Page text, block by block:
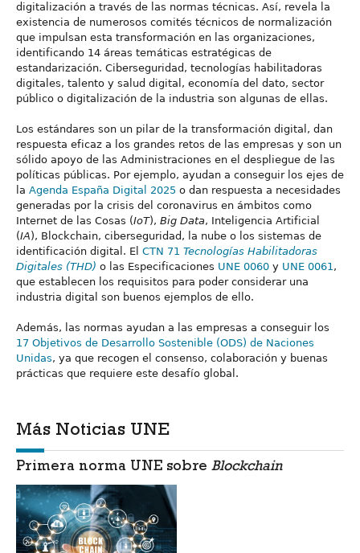
digitalización a través de las normas técnicas. Así, revela la
existencia de numerosos comités técnicos de normalización
que impulsan esta transformación en las organizaciones,
identificando 14 áreas temáticas estratégicas de
estandarización. Ciberseguridad, tecnologías habilitadoras
digitales, talento y salud digital, economía del dato, sector
público o digitalización de la industria son algunas de ellas.
Los estándares son un pilar de la transformación digital, dan
respuesta eficaz a los grandes retos de las empresas y son un
sólido apoyo de las Administraciones en el despliegue de las
políticas públicas. Por ejemplo, ayudan a conseguir los ejes de
la Agenda España Digital 2025 o dan respuesta a necesidades
generadas por la crisis del coronavirus en ámbitos como
Internet de las Cosas (IoT), Big Data, Inteligencia Artificial
(IA), Blockchain, ciberseguridad, la nube o los sistemas de
identificación digital. El CTN 71 Tecnologías Habilitadoras
Digitales (THD) o las Especificaciones UNE 0060 y UNE 0061,
que establecen los requisitos para poder considerar una
industria digital son buenos ejemplos de ello.
Además, las normas ayudan a las empresas a conseguir los
17 Objetivos de Desarrollo Sostenible (ODS) de Naciones
Unidas, ya que recogen el consenso, colaboración y buenas
prácticas que requiere este desafío global.
Más Noticias UNE
Primera norma UNE sobre Blockchain